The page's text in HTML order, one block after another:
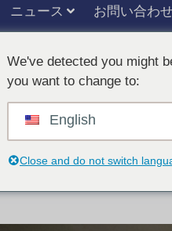
ニュース お問い合わ
カ
We've detected you might
you want to change to:
English
Close and do not switch